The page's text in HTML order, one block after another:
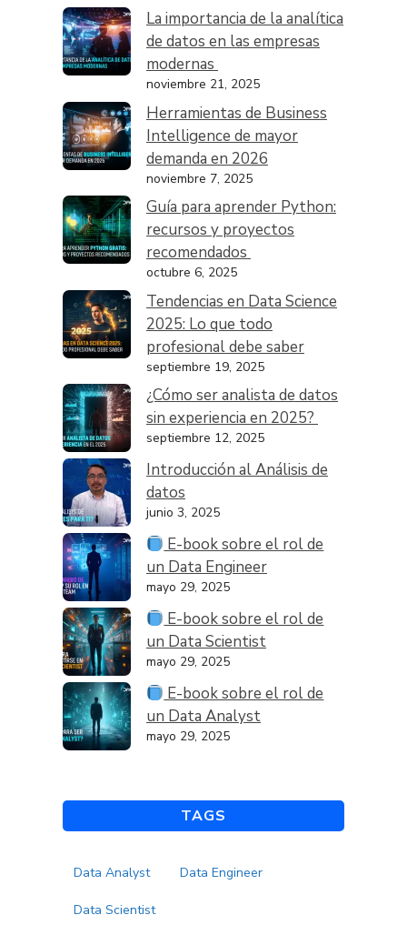
La importancia de la analítica
de datos en las empresas
modernas
noviembre 21, 2025
Herramientas de Business
Intelligence de mayor
demanda en 2026
noviembre 7, 2025
Guía para aprender Python:
recursos y proyectos
recomendados
octubre 6, 2025
Tendencias en Data Science
2025: Lo que todo
profesional debe saber
septiembre 19, 2025
¿Cómo ser analista de datos
sin experiencia en 2025?
septiembre 12, 2025
Introducción al Análisis de
datos
junio 3, 2025
E-book sobre el rol de
un Data Engineer
mayo 29, 2025
E-book sobre el rol de
un Data Scientist
mayo 29, 2025
E-book sobre el rol de
un Data Analyst
mayo 29, 2025
TAGS
Data Analyst Data Engineer
Data Scientist